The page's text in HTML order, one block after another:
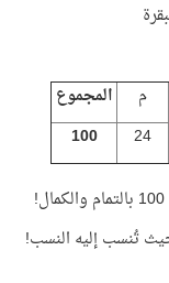
م
المجموع
24
100